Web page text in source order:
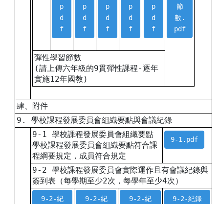
p
d
f
p
d
f
p
d
f
p
d
f
p
d
f
節
數.
pdf
彈性學習節數
(請上傳六年級的9貫彈性課程-逐年
實施12年國教)
肆、附件
9. 學校課程發展委員會組織要點與會議紀錄
9-1 學校課程發展委員會組織要點
學校課程發展委員會組織要點符合課
程綱要規定，成員符合規定
9-1.pdf
9-2 學校課程發展委員會實際運作且有會議紀錄與
簽到表（每學期至少2次，每學年至少4次）
9-2-紀
9-2-紀
9-2-紀
9-2-紀錄